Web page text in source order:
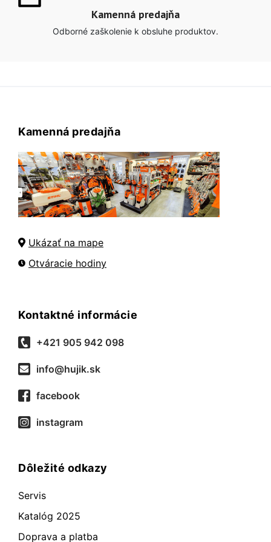
Kamenná predajňa
Odborné zaškolenie k obsluhe produktov.
Kamenná predajňa
Ukázať na mape
Otváracie hodiny
Kontaktné informácie
+421 905 942 098
info@hujik.sk
facebook
instagram
Dôležité odkazy
Servis
Katalóg 2025
Doprava a platba